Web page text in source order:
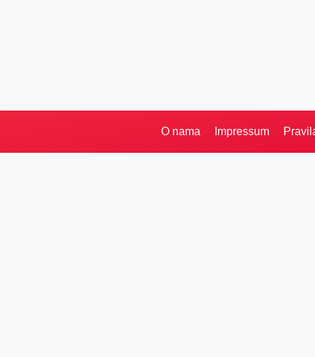
O nama Impressum